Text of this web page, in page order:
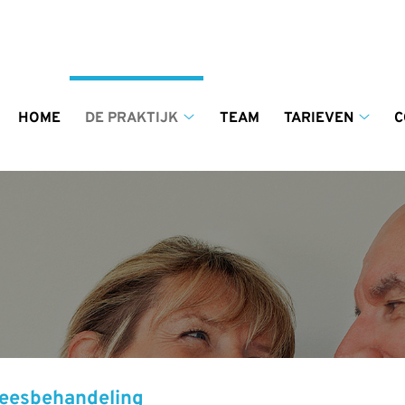
HOME
DE PRAKTIJK
submenu
TEAM
TARIEVEN